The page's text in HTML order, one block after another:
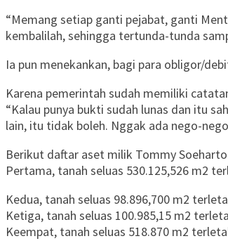
“Memang setiap ganti pejabat, ganti
kembalilah, sehingga tertunda-tunda
Ia pun menekankan, bagi para obligor/
Karena pemerintah sudah memiliki
“Kalau punya bukti sudah lunas dan itu
lain, itu tidak boleh. Nggak ada nego-
Berikut daftar aset milik Tommy
Pertama, tanah seluas 530.125,526 m2
Kedua, tanah seluas 98.896,700 m2
Ketiga, tanah seluas 100.985,15 m2
Keempat, tanah seluas 518.870 m2